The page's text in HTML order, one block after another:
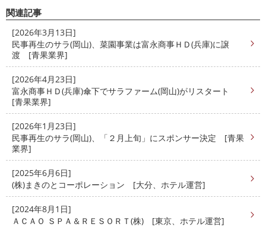
関連記事
[2026年3月13日]
民事再生のサラ(岡山)、菜園事業は富永商事ＨＤ(兵庫)に譲
渡 [青果業界]
[2026年4月23日]
富永商事ＨＤ(兵庫)傘下でサラファーム(岡山)がリスタート
[青果業界]
[2026年1月23日]
民事再生のサラ(岡山)、「２月上旬」にスポンサー決定 [青果
業界]
[2025年6月6日]
(株)まきのとコーポレーション [大分、ホテル運営]
[2024年8月1日]
ＡＣＡＯ ＳＰＡ＆ＲＥＳＯＲＴ(株) [東京、ホテル運営]